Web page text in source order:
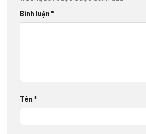
Bình luận *
Tên *